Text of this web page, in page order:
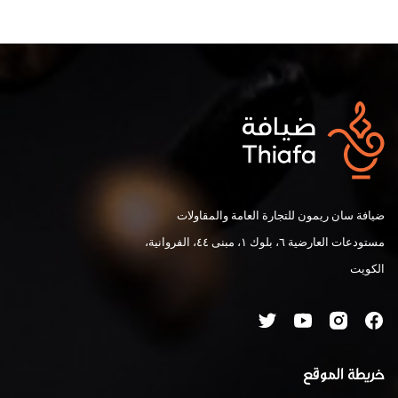
ضيافة سان ريمون للتجارة العامة والمقاولات
مستودعات العارضية ٦، بلوك ١، مبنى ٤٤، الفروانية،
الكويت
خريطة الموقع